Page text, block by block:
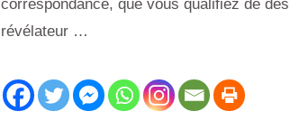
correspondance, que vous qualifiez de
révélateur …